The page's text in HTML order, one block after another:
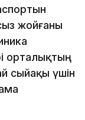
жойғаны
орталықтың
сыйақы үшін